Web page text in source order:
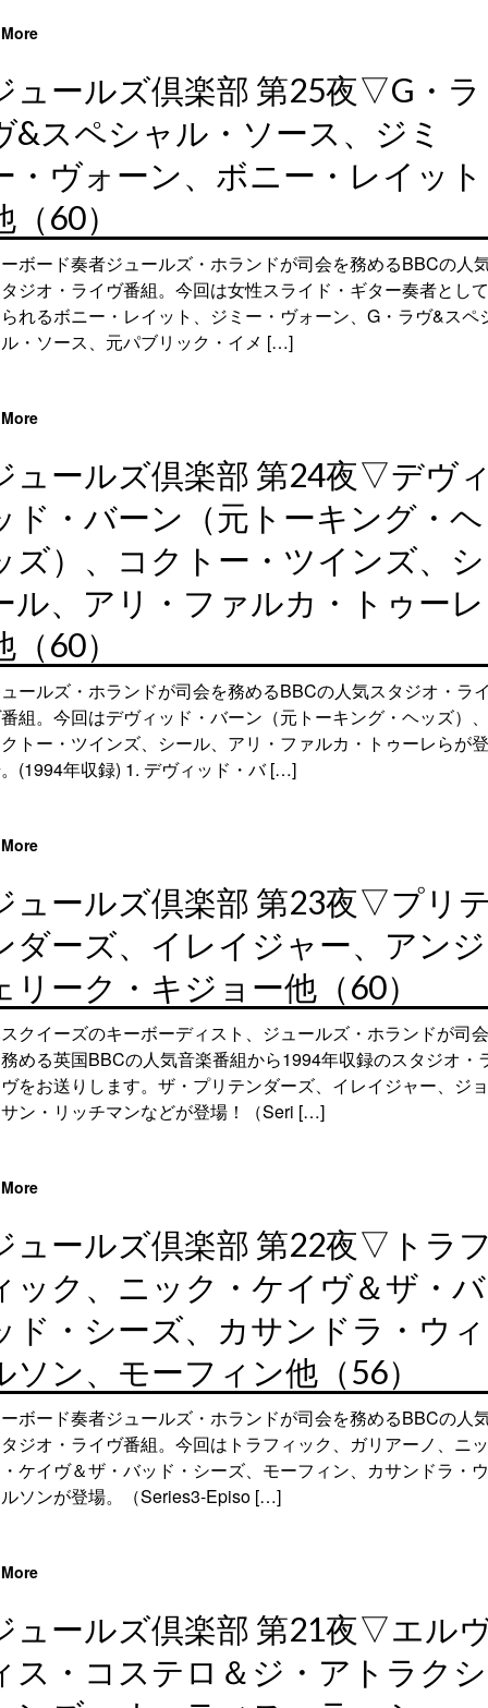
More
ュールズ倶楽部 第25夜▽G・ラ
&スペシャル・ソース、ジミ
・ヴォーン、ボニー・レイット
（60）
ボード奏者ジュールズ・ホランドが司会を務めるBBCの人
ジオ・ライヴ番組。今回は女性スライド・ギター奏者として
れるボニー・レイット、ジミー・ヴォーン、G・ラヴ&スペ
・ソース、元パブリック・イメ […]
More
ュールズ倶楽部 第24夜▽デヴ
ド・バーン（元トーキング・ヘ
ズ）、コクトー・ツインズ、シ
ル、アリ・ファルカ・トゥーレ
（60）
ールズ・ホランドが司会を務めるBBCの人気スタジオ・ラ
組。今回はデヴィッド・バーン（元トーキング・ヘッズ）、
トー・ツインズ、シール、アリ・ファルカ・トゥーレらが登
(1994年収録) 1. デヴィッド・バ […]
More
ュールズ倶楽部 第23夜▽プリ
ダーズ、イレイジャー、アンジ
リーク・キジョー他（60）
クイーズのキーボーディスト、ジュールズ・ホランドが司会
める英国BBCの人気音楽番組から1994年収録のスタジオ・
をお送りします。ザ・プリテンダーズ、イレイジャー、ジョ
ン・リッチマンなどが登場！（Seri […]
More
ュールズ倶楽部 第22夜▽トラ
ック、ニック・ケイヴ＆ザ・バ
ド・シーズ、カサンドラ・ウィ
ソン、モーフィン他（56）
ボード奏者ジュールズ・ホランドが司会を務めるBBCの人
ジオ・ライヴ番組。今回はトラフィック、ガリアーノ、ニッ
ケイヴ＆ザ・バッド・シーズ、モーフィン、カサンドラ・ウ
ソンが登場。（Series3-Episo […]
More
ュールズ倶楽部 第21夜▽エル
ス・コステロ＆ジ・アトラクシ